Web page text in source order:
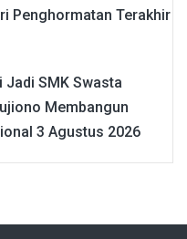
Penghormatan Terakhir
Jadi SMK Swasta
Membangun
3 Agustus 2026